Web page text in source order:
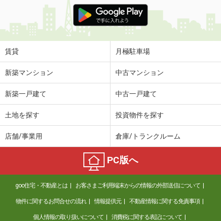
賃貸 月極駐車場
新築マンション 中古マンション
新築一戸建て 中古一戸建て
土地を探す 投資物件を探す
店舗/事業用 倉庫/トランクルーム
PC版へ
goo住宅・不動産とは お客さまご利用端末からの情報の外部送信について
物件に関するお問合せの流れ 情報提供元 不動産情報に関する免責事項
個人情報の取り扱いについて 消費税に関する表記について